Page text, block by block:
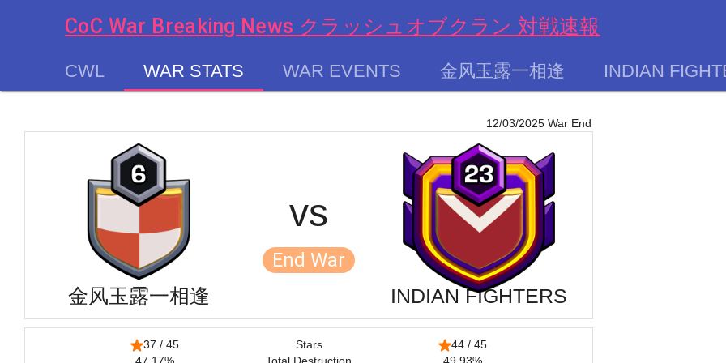
CoC War Breaking News クラッシュオブクラン 対戦速報
CWL WAR STATS WAR EVENTS 金风玉露一相逢 INDIAN
12/03/2025 War End
金风玉露一相逢
vs
End War
INDIAN FIGHTERS
37 / 45
Stars
44 / 45